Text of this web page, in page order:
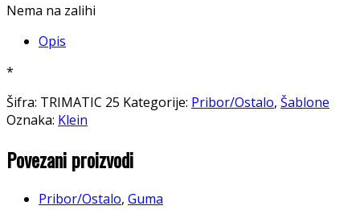
Nema na zalihi
Opis
*
Šifra: TRIMATIC 25 Kategorije: Pribor/Ostalo, Šablone
Oznaka: Klein
Povezani proizvodi
Pribor/Ostalo, Guma